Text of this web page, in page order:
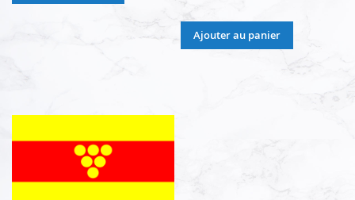
Ajouter au panier